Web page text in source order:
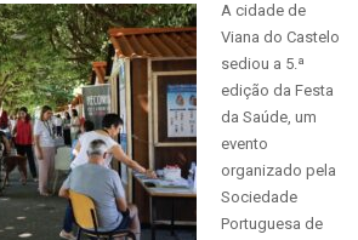
A cidade de
Viana do Castelo
sediou a 5.ª
edição da Festa
da Saúde, um
evento
organizado pela
Sociedade
Portuguesa de